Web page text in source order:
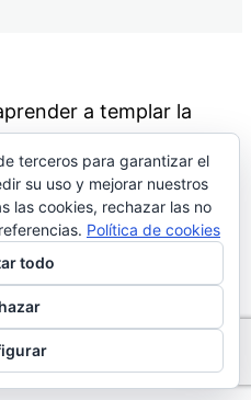
limitantes
a templar la
terceros para garantizar el
su uso y mejorar nuestros
las cookies, rechazar las no
Política de cookies
todo